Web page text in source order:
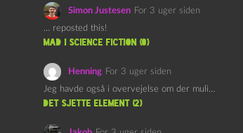
Simon Justesen For 3 uger siden
… reposted this!
mad i science fiction (0)
Henning For 3 uger siden
Jeg havde også i overvejelse om der muligvis kunne være…
det sjette element (2)